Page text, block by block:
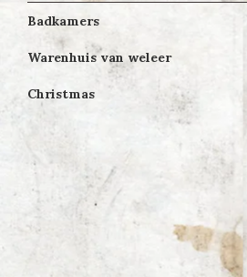
Badkamers
Warenhuis van weleer
Christmas